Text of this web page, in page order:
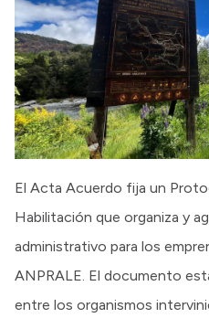
El Acta Acuerdo fija un
Habilitación que organiza y
administrativo para los
ANPRALE. El documento
entre los organismos